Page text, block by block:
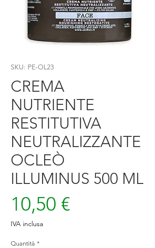
SKU: PE-OL23
CREMA
NUTRIENTE
RESTITUTIVA
NEUTRALIZZANTE
OCLEÒ
ILLUMINUS 500 ML
10,50 €
IVA inclusa
Quantità *